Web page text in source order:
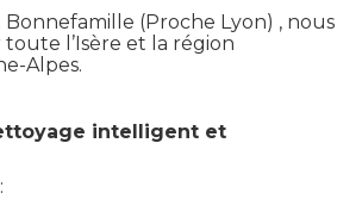
Bonnefamille (Proche Lyon) , nous
l’Isère et la région
Alpes.
intelligent et